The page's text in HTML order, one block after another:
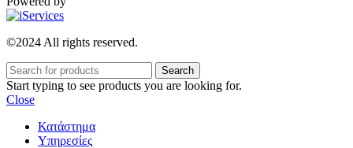
©2024 All rights reserved.
Search
Start typing to see products you are looking for.
Close
Κατάστημα
Υπηρεσίες